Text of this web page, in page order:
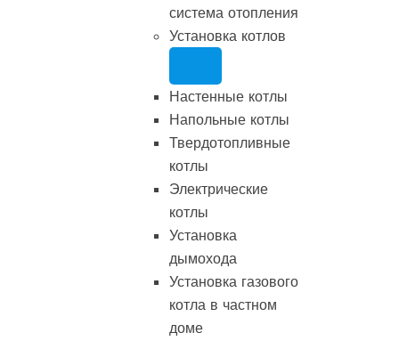
система отопления
Установка котлов
Настенные котлы
Напольные котлы
Твердотопливные
котлы
Электрические
котлы
Установка
дымохода
Установка газового
котла в частном
доме